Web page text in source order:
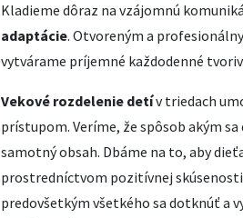
Kladieme dôraz na vzájomnú
adaptácie. Otvoreným a
vytvárame príjemné každodenné
Vekové rozdelenie detív triedach
prístupom. Veríme, že spôsob akým
samotný obsah. Dbáme na to, aby
prostredníctvom pozitívnej skúsenosti.
predovšetkým všetkého sa dotknúť a